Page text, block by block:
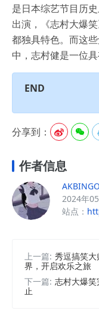
是日本综艺节目历
出演，《志村大爆
都独具特色。而这
中，志村健是一位
END
分享到：  
作者信息
AKBINGO
2024年
站点：
上一篇: 秀逗搞笑
界，开启欢乐之旅
下一篇: 志村大爆
止